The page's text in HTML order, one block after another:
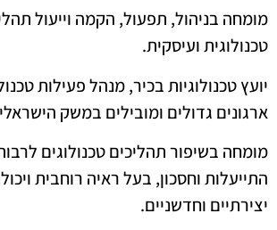
מומחה בניהול, תפעול, הקמה וייעול
טכנולוגית ועיסקית.
יועץ טכנולוגיות בכיר, מנהל פעילות
ארגונים גדולים ומובילים במשק
מומחה בשיפור תהליכים טכנולוגים
התייעלות וחסכון, בעל ראיה רוחבית
יצירתיים וחדשניים.